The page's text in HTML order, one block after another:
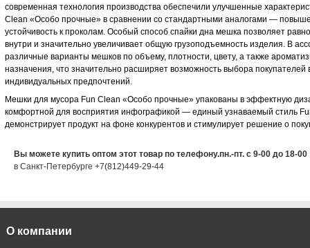
современная технология производства обеспечили улучшенные
Clean «Особо прочные» в сравнении со стандартными аналогами —
устойчивость к проколам. Особый способ спайки дна мешка позволяет
внутри и значительно увеличивает общую грузоподъемность изделия. В
различные варианты мешков по объему, плотности, цвету, а также
назначения, что значительно расширяет возможность выбора покупателей
индивидуальных предпочтений.
Мешки для мусора Fun Clean «Особо прочные» упакованы в эффектную
комфортной для восприятия инфографикой — единый узнаваемый стиль
демонстрирует продукт на фоне конкурентов и стимулирует решение о
Вы можете купить оптом этот товар по телефону.пн.-пт. с 9-00 до 18-00
в Санкт-Петербурге +7(812)449-29-44
О компании